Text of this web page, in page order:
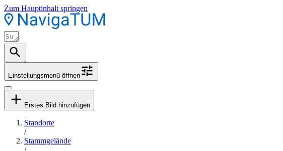
Zum Hauptinhalt springen
Einstellungsmenü öffnen
Erstes Bild hinzufügen
Standorte
/
Stammgelände